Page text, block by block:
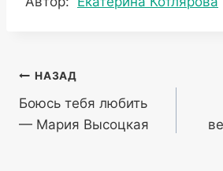
Навигация
по
записям
НАЗАД
Боюсь тебя любить
— Мария Высоцкая